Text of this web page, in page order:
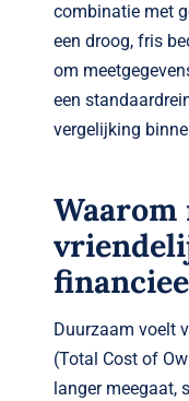
combinatie met
een droog, fris
om
een
vergelijking
Duurzaam voelt
(Total Cost of
langer meegaat,